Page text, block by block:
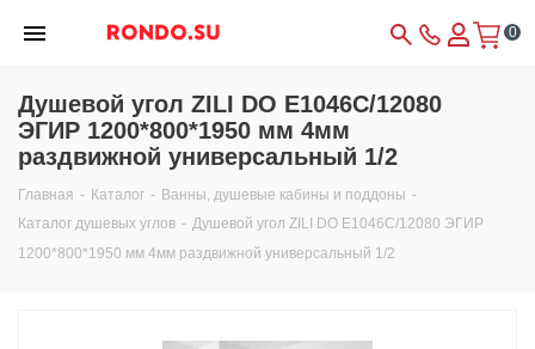
0
Душевой угол ZILI DO E1046С/12080
ЭГИР 1200*800*1950 мм 4мм
раздвижной универсальный 1/2
Главная - Каталог - Ванны, душевые кабины и поддоны -
Каталог душевых углов - Душевой угол ZILI DO E1046С/12080 ЭГИР
1200*800*1950 мм 4мм раздвижной универсальный 1/2